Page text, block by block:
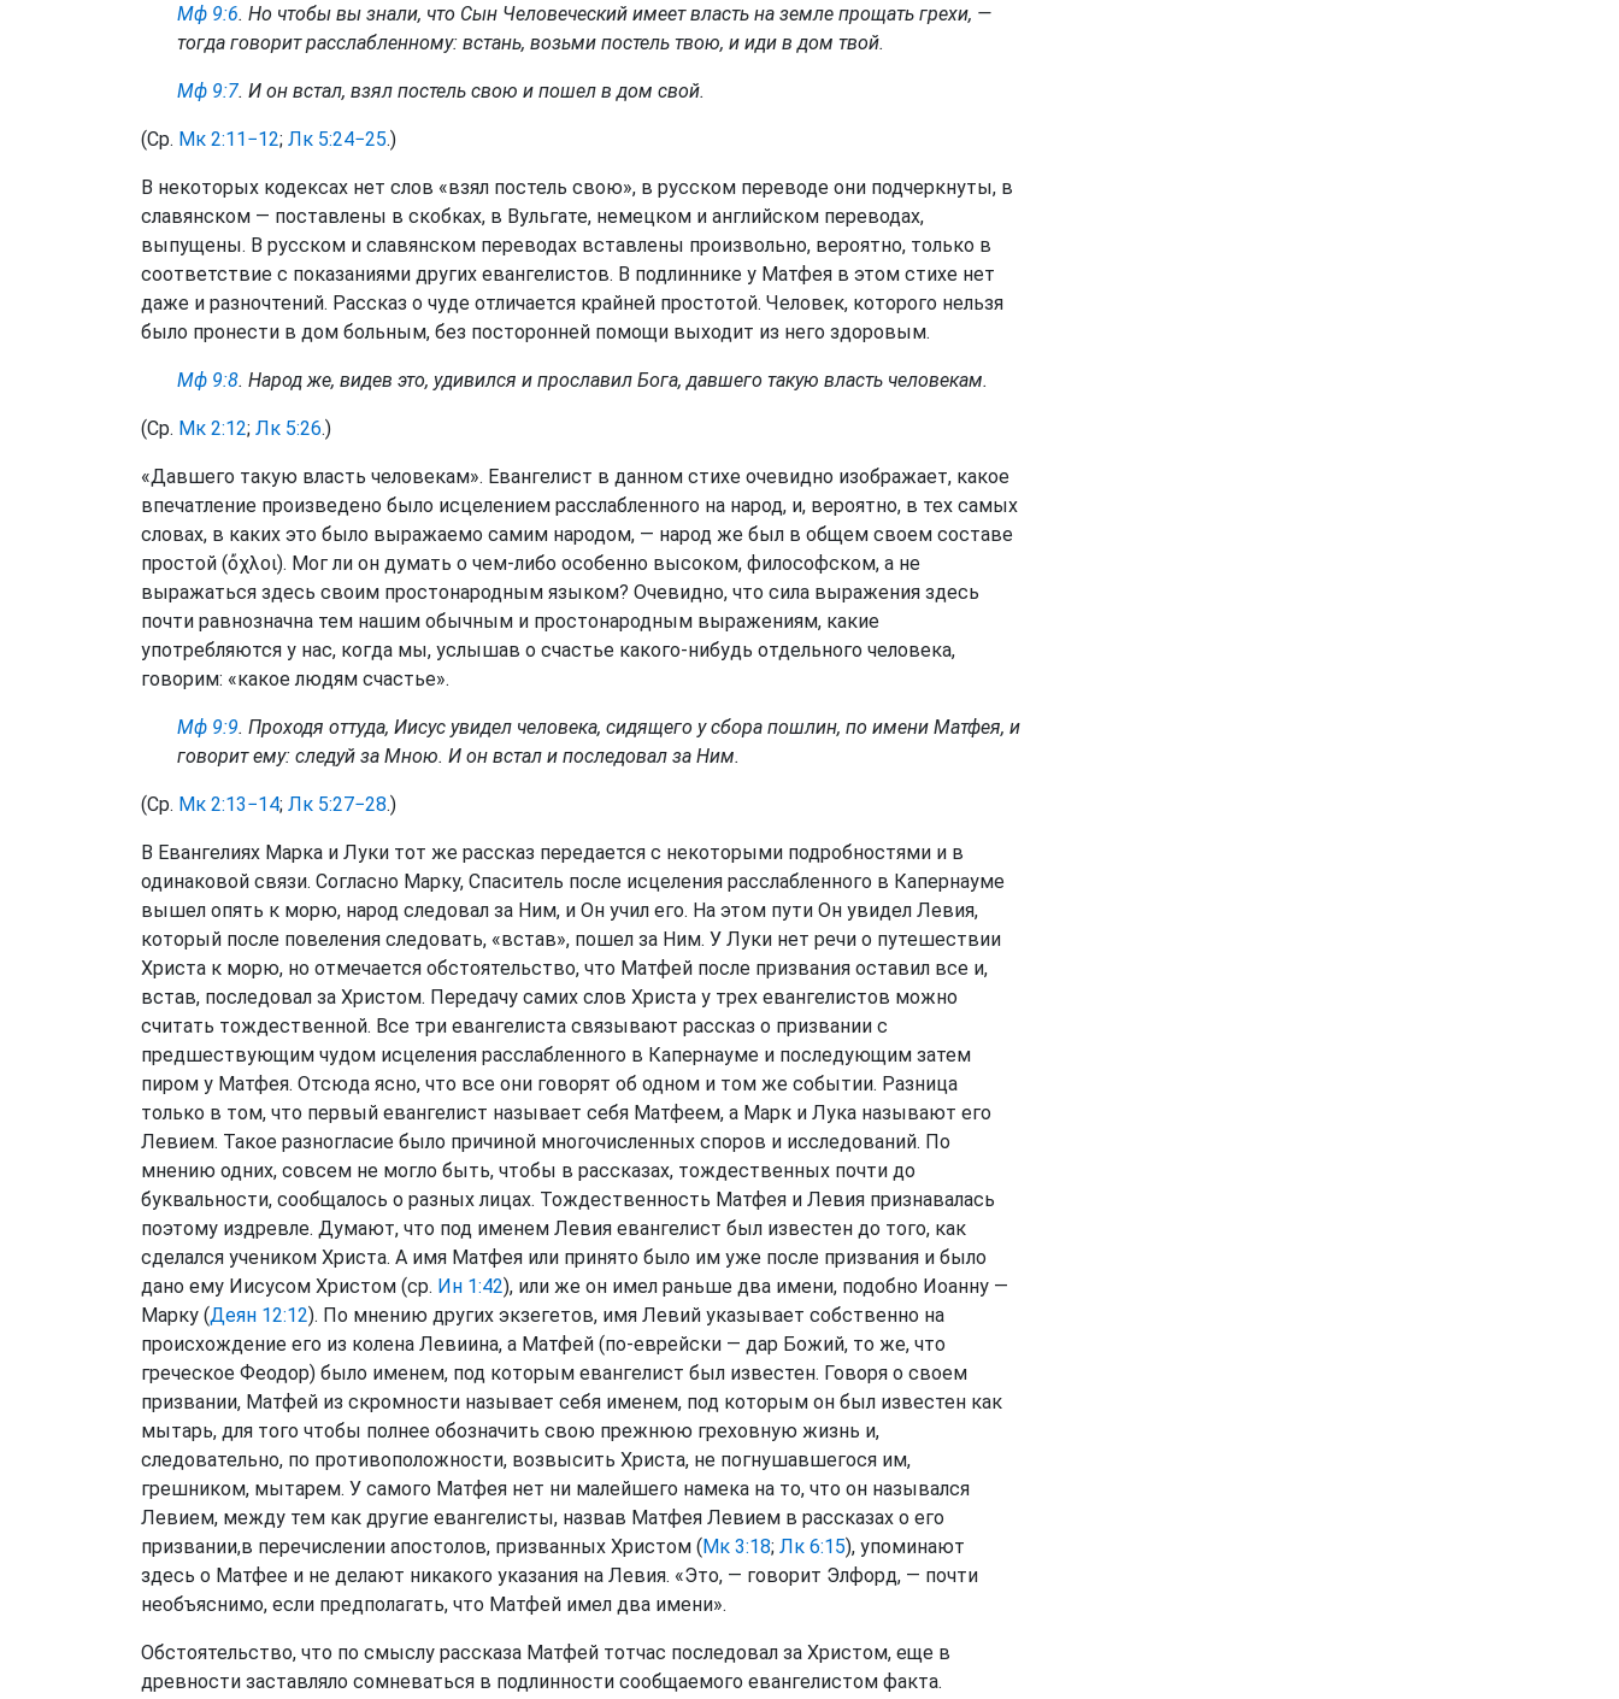
Мф 9:6. Но чтобы вы знали, что Сын Человеческий имеет власть на земле прощать грехи, —
тогда говорит расслабленному: встань, возьми постель твою, и иди в дом твой.
Мф 9:7. И он встал, взял постель свою и пошел в дом свой.
(Ср. Мк 2:11−12; Лк 5:24−25.)
В некоторых кодексах нет слов «взял постель свою», в русском переводе они подчеркнуты, в
славянском — поставлены в скобках, в Вульгате, немецком и английском переводах,
выпущены. В русском и славянском переводах вставлены произвольно, вероятно, только в
соответствие с показаниями других евангелистов. В подлиннике у Матфея в этом стихе нет
даже и разночтений. Рассказ о чуде отличается крайней простотой. Человек, которого нельзя
было пронести в дом больным, без посторонней помощи выходит из него здоровым.
Мф 9:8. Народ же, видев это, удивился и прославил Бога, давшего такую власть человекам.
(Ср. Мк 2:12; Лк 5:26.)
«Давшего такую власть человекам». Евангелист в данном стихе очевидно изображает, какое
впечатление произведено было исцелением расслабленного на народ, и, вероятно, в тех самых
словах, в каких это было выражаемо самим народом, — народ же был в общем своем составе
простой (ὄχλοι). Мог ли он думать о чем-либо особенно высоком, философском, а не
выражаться здесь своим простонародным языком? Очевидно, что сила выражения здесь
почти равнозначна тем нашим обычным и простонародным выражениям, какие
употребляются у нас, когда мы, услышав о счастье какого-нибудь отдельного человека,
говорим: «какое людям счастье».
Мф 9:9. Проходя оттуда, Иисус увидел человека, сидящего у сбора пошлин, по имени Матфея, и
говорит ему: следуй за Мною. И он встал и последовал за Ним.
(Ср. Мк 2:13−14; Лк 5:27−28.)
В Евангелиях Марка и Луки тот же рассказ передается с некоторыми подробностями и в
одинаковой связи. Согласно Марку, Спаситель после исцеления расслабленного в Капернауме
вышел опять к морю, народ следовал за Ним, и Он учил его. На этом пути Он увидел Левия,
который после повеления следовать, «встав», пошел за Ним. У Луки нет речи о путешествии
Христа к морю, но отмечается обстоятельство, что Матфей после призвания оставил все и,
встав, последовал за Христом. Передачу самих слов Христа у трех евангелистов можно
считать тождественной. Все три евангелиста связывают рассказ о призвании с
предшествующим чудом исцеления расслабленного в Капернауме и последующим затем
пиром у Матфея. Отсюда ясно, что все они говорят об одном и том же событии. Разница
только в том, что первый евангелист называет себя Матфеем, а Марк и Лука называют его
Левием. Такое разногласие было причиной многочисленных споров и исследований. По
мнению одних, совсем не могло быть, чтобы в рассказах, тождественных почти до
буквальности, сообщалось о разных лицах. Тождественность Матфея и Левия признавалась
поэтому издревле. Думают, что под именем Левия евангелист был известен до того, как
сделался учеником Христа. А имя Матфея или принято было им уже после призвания и было
дано ему Иисусом Христом (ср. Ин 1:42), или же он имел раньше два имени, подобно Иоанну —
Марку (Деян 12:12). По мнению других экзегетов, имя Левий указывает собственно на
происхождение его из колена Левиина, а Матфей (по-еврейски — дар Божий, то же, что
греческое Феодор) было именем, под которым евангелист был известен. Говоря о своем
призвании, Матфей из скромности называет себя именем, под которым он был известен как
мытарь, для того чтобы полнее обозначить свою прежнюю греховную жизнь и,
следовательно, по противоположности, возвысить Христа, не погнушавшегося им,
грешником, мытарем. У самого Матфея нет ни малейшего намека на то, что он назывался
Левием, между тем как другие евангелисты, назвав Матфея Левием в рассказах о его
призвании,в перечислении апостолов, призванных Христом (Мк 3:18; Лк 6:15), упоминают
здесь о Матфее и не делают никакого указания на Левия. «Это, — говорит Элфорд, — почти
необъяснимо, если предполагать, что Матфей имел два имени».
Обстоятельство, что по смыслу рассказа Матфей тотчас последовал за Христом, еще в
древности заставляло сомневаться в подлинности сообщаемого евангелистом факта.